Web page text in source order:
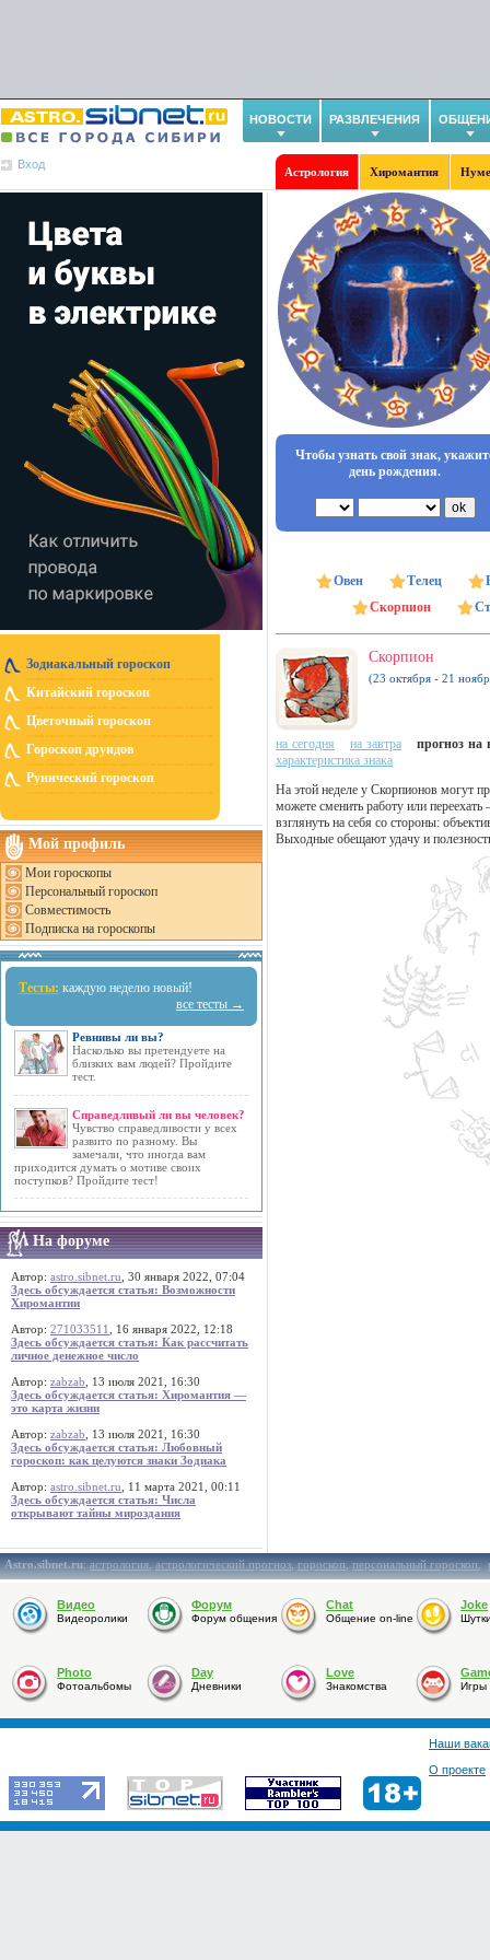
НОВОСТИ РАЗВЛЕЧЕНИЯ
Вход
Астрология Хиромантия
Зодиакальный гороскоп
Китайский гороскоп
Цветочный гороскоп
Гороскоп друидов
Рунический гороскоп
Мой профиль
Мои гороскопы
Персональный гороскоп
Совместимость
Подписка на гороскопы
Тесты: каждую неделю новый!
все тесты →
Ревнивы ли вы?
Насколько вы претендуете на
близких вам людей? Пройдите
тест.
Справедливый ли вы человек?
Чувство справедливости у всех
развито по разному. Вы
замечали, что иногда вам
приходится думать о мотиве своих
поступков? Пройдите тест!
На форуме
Автор: astro.sibnet.ru , 30 января 2022, 07:04
Здесь обсуждается статья: Возможности
Хиромантии
Автор: 271033511
, 16 января 2022, 12:18
Здесь обсуждается статья: Как рассчитать
личное денежное число
Автор: zabzab , 13 июля 2021, 16:30
Здесь обсуждается статья: Хиромантия —
это карта жизни
Автор: zabzab , 13 июля 2021, 16:30
Здесь обсуждается статья: Любовный
гороскоп: как целуются знаки Зодиака
Автор: astro.sibnet.ru , 11 марта 2021, 00:11
Здесь обсуждается статья: Числа
открывают тайны мироздания
Чтобы узнать свой знак,
день рождения.
Овен Телец
Скорпион
Скорпион
(23 октября - 21
на сегодня на завтра
прогноз на
характеристика знака
На этой неделе у Скорпионов могут
можете сменить работу или
взглянуть на себя со стороны:
Выходные обещают удачу и
Astro.sibnet.ru:астрология,астрологический прогноз,гороскоп,персональный гороскоп,
Видео
Видеоролики
Форум
Форум общения
Chat
Общение on-line
Joke
Photo
Фотоальбомы
Day
Дневники
Love
Знакомства Игры
Наши
О проекте